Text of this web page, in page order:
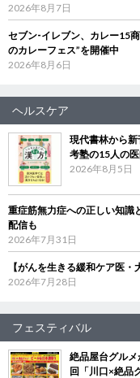
2026年8月7日
セブン‐イレブン、カレー15
のカレーフェス”を開催中
2026年8月6日
ヘルスケア
現代書林から
考塾の15人の
2026年8月5日
重症筋無力症への正しい知
配信も
2026年7月31日
【がんを生きる緩和ケア医
2026年7月28日
フェスティバル
絶品屋台グル
回「川口×絶品